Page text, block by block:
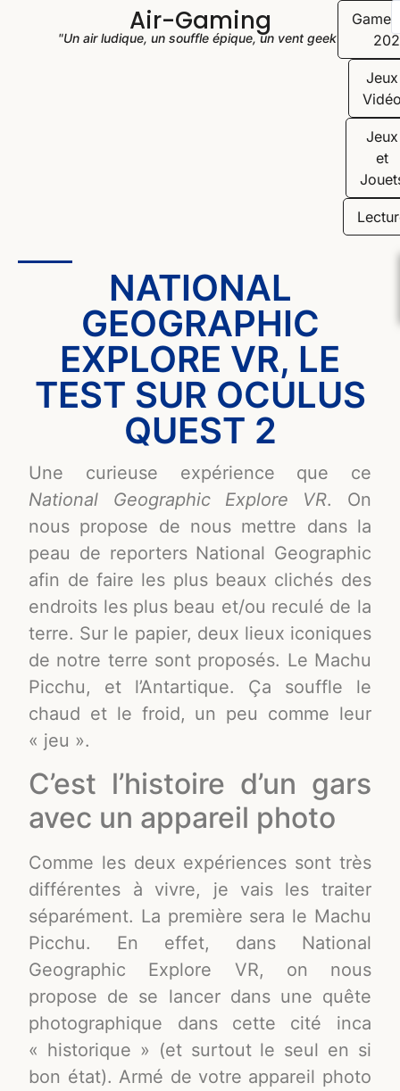
Air-Gaming
"Un air ludique, un souffle épique, un vent geek"
Jeux
Jeux
et
NATIONAL
GEOGRAPHIC
EXPLORE VR, LE
TEST SUR OCULUS
QUEST 2
Une curieuse expérience que ce
National Geographic Explore VR. On
nous propose de nous mettre dans la
peau de reporters National Geographic
afin de faire les plus beaux clichés des
endroits les plus beau et/ou reculé de la
terre. Sur le papier, deux lieux iconiques
de notre terre sont proposés. Le Machu
Picchu, et l’Antartique. Ça souffle le
chaud et le froid, un peu comme leur
« jeu ».
C’est l’histoire d’un gars
avec un appareil photo
Comme les deux expériences sont très
différentes à vivre, je vais les traiter
séparément. La première sera le Machu
Picchu. En effet, dans National
Geographic Explore VR, on nous
propose de se lancer dans une quête
photographique dans cette cité inca
« historique » (et surtout le seul en si
bon état). Armé de votre appareil photo